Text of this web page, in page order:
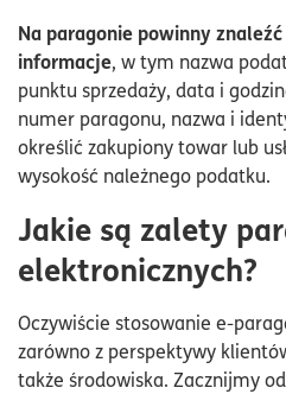
Na paragonie powinny
informacje, w tym nazwa
punktu sprzedaży, data i
numer paragonu, nazwa i
określić zakupiony towar lub
wysokość należnego podatku.
Jakie są zalety
elektronicznych?
Oczywiście stosowanie e-
zarówno z perspektywy
także środowiska. Zacznijmy